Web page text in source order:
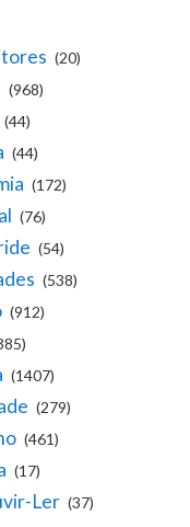
(20)
(968)
(44)
(44)
(172)
(76)
(54)
(538)
(912)
(1407)
(279)
(461)
(17)
Ler (37)